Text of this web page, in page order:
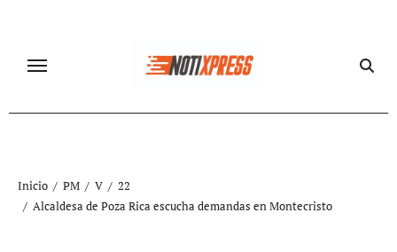
contenido
Inicio PM V
22
Alcaldesa de Poza Rica escucha demandas en Montecristo